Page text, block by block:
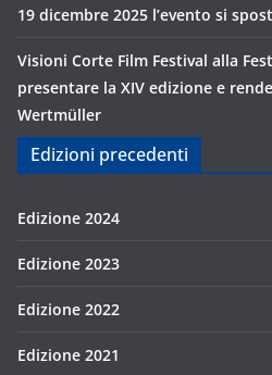
19 dicembre 2025 l’evento si
Visioni Corte Film Festival alla
presentare la XIV edizione e
Wertmüller
Edizioni precedenti
Edizione 2024
Edizione 2023
Edizione 2022
Edizione 2021